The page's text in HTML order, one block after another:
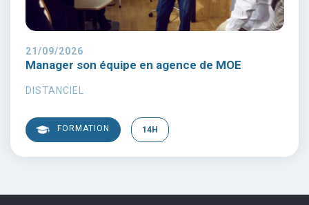
21/09/2026
Manager son équipe en agence de MOE
DISTANCIEL
FORMATION 14H